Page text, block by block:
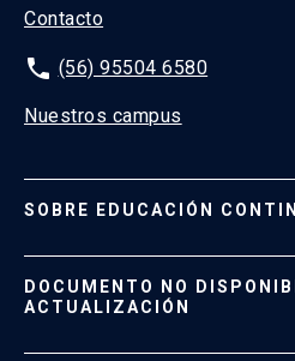
Contacto
phone (56) 95504 6580
Nuestros campus
SOBRE EDUCACIÓN
Formas de Pago
DOCUMENTO NO
ACTUALIZACIÓN